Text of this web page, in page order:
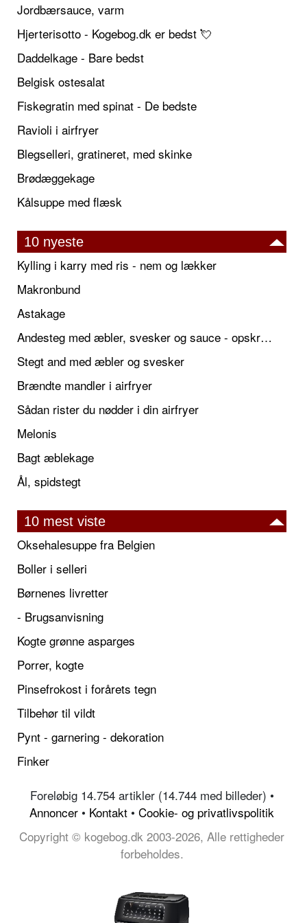
Jordbærsauce, varm
Hjerterisotto - Kogebog.dk er bedst 💘
Daddelkage - Bare bedst
Belgisk ostesalat
Fiskegratin med spinat - De bedste
Ravioli i airfryer
Blegselleri, gratineret, med skinke
Brødæggekage
Kålsuppe med flæsk
10 nyeste
Kylling i karry med ris - nem og lækker
Makronbund
Astakage
Andesteg med æbler, svesker og sauce - opskrift også til jul
Stegt and med æbler og svesker
Brændte mandler i airfryer
Sådan rister du nødder i din airfryer
Melonis
Bagt æblekage
Ål, spidstegt
10 mest viste
Oksehalesuppe fra Belgien
Boller i selleri
Børnenes livretter
- Brugsanvisning
Kogte grønne asparges
Porrer, kogte
Pinsefrokost i forårets tegn
Tilbehør til vildt
Pynt - garnering - dekoration
Finker
Foreløbig 14.754 artikler (14.744 med billeder) •
Annoncer • Kontakt • Cookie- og privatlivspolitik
Copyright © kogebog.dk 2003-2026, Alle rettigheder
forbeholdes.